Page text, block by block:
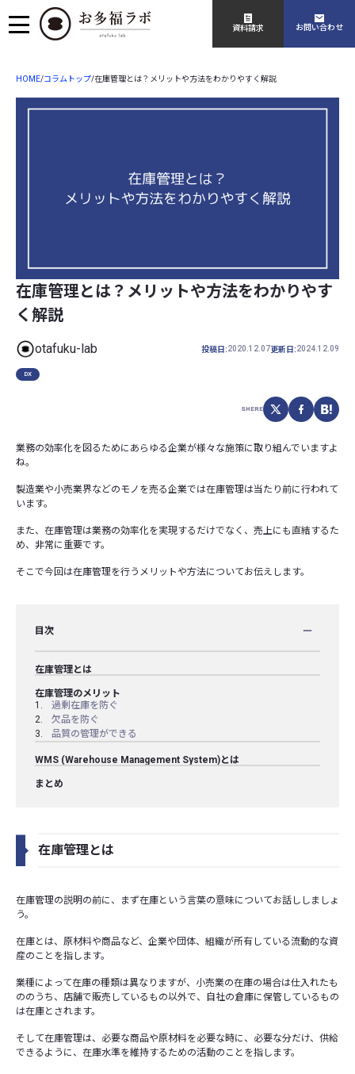
資料請求 お問い合わせ
HOME/コラムトップ/在庫管理とは？メリットや方法をわかりやすく解説
在庫管理とは？メリットや方法をわかりやす
く解説
otafuku-lab 投稿日:2020.12.07更新日:2024.12.09
DX
SHERE
業務の効率化を図るためにあらゆる企業が様々な施策に取り組んでいますよ
ね。
製造業や小売業界などのモノを売る企業では在庫管理は当たり前に行われて
います。
また、在庫管理は業務の効率化を実現するだけでなく、売上にも直結するた
め、非常に重要です。
そこで今回は在庫管理を行うメリットや方法についてお伝えします。
目次
在庫管理とは
在庫管理のメリット
過剰在庫を防ぐ
欠品を防ぐ
品質の管理ができる
WMS (Warehouse Management System)とは
まとめ
在庫管理とは
在庫管理の説明の前に、まず在庫という言葉の意味についてお話ししましょ
う。
在庫とは、原材料や商品など、企業や団体、組織が所有している流動的な資
産のことを指します。
業種によって在庫の種類は異なりますが、小売業の在庫の場合は仕入れたも
ののうち、店舗で販売しているもの以外で、自社の倉庫に保管しているもの
は在庫とされます。
そして在庫管理は、必要な商品や原材料を必要な時に、必要な分だけ、供給
できるように、在庫水準を維持するための活動のことを指します。